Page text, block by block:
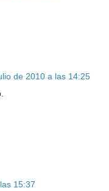
de 2010 a las 14:25
15:37